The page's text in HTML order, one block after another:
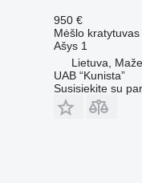
950 €
Mėšlo kratytuvas
Ašys 1
Lietuva,
UAB “Kunista”
Susisiekite su